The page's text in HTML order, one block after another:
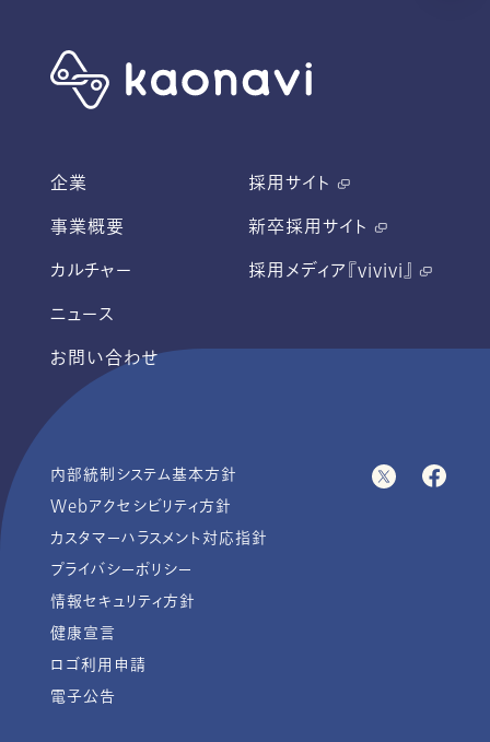
企業
事業概要
カルチャー
ニュース
お問い合わせ
採用サイト
新卒採用サイト
採用メディア『vivivi』
内部統制システム基本方針
Webアクセシビリティ方針
カスタマーハラスメント対応指針
プライバシーポリシー
情報セキュリティ方針
健康宣言
ロゴ利用申請
電子公告